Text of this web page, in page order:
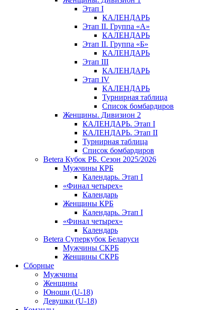
Этап I
КАЛЕНДАРЬ
Этап II. Группа «А»
КАЛЕНДАРЬ
Этап II. Группа «Б»
КАЛЕНДАРЬ
Этап III
КАЛЕНДАРЬ
Этап IV
КАЛЕНДАРЬ
Турнирная таблица
Список бомбардиров
Женщины. Дивизион 2
КАЛЕНДАРЬ. Этап I
КАЛЕНДАРЬ. Этап II
Турнирная таблица
Список бомбардиров
Betera Кубок РБ. Сезон 2025/2026
Мужчины КРБ
Календарь. Этап I
«Финал четырех»
Календарь
Женщины КРБ
Календарь. Этап I
«Финал четырех»
Календарь
Betera Суперкубок Беларуси
Мужчины СКРБ
Женщины СКРБ
Сборные
Мужчины
Женщины
Юноши (U-18)
Девушки (U-18)